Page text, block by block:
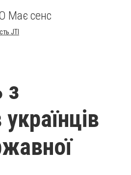
Має сенс
JTI
з